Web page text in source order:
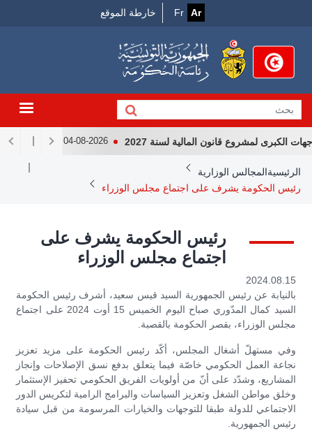
الرئيسي
Fr Ar
Menu
خارطة الموقع
لمشروع قانون المالية لسنة 2027 04-08-2026 لقاء رئيس
Breadcrumb
الرئيسيةالمجالس الوزارية
رئيس الحكومة يشرف على اجتماع مجلس الوزراء
رئيس الحكومة يشرف على
اجتماع مجلس الوزراء
2024.08.15
بالنيابة عن رئيس الجمهورية السيد قيس سعيد، أشرف رئيس الحكومة
السيد كمال المدّوري صباح اليوم الخميس 15 أوت 2024 على اجتماع
مجلس الوزراء، بقصر الحكومة بالقصبة.
وفي مستهلّ أشغال المجلس، أكّد رئيس الحكومة على مزيد تعزيز
نجاعة العمل الحكومي خاصّة فيما يتعلق بدفع نسق الإصلاحات وإنجاز
المشاريع، وشدّد على أنّ من أولويات الفريق الحكومي تحفيز الإستثمار
وخلق مواطن الشغل وتعزيز السياسات والبرامج الرامية لتكريس الدور
الاجتماعي للدولة طبقا للتوجهات والخيارات المرسومة من قبل سيادة
رئيس الجمهورية.